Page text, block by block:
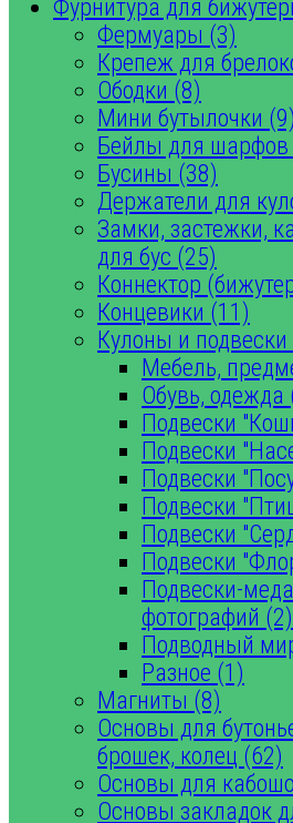
Фурнитура для
Фермуары (3)
Крепеж для
Ободки (8)
Мини бутылочки (9)
Бейлы для шарфов
Бусины (38)
Держатели для
Замки, застежки,
для бус (25)
Коннектор
Концевики (11)
Кулоны и
Мебель,
Обувь, одежда
Подвески
Подвески
Подвески
Подвески
Подвески
Подвески
Подвески-
фотографий (2)
Подводный
Разное (1)
Магниты (8)
Основы для
брошек, колец (62)
Основы для
Основы закладок